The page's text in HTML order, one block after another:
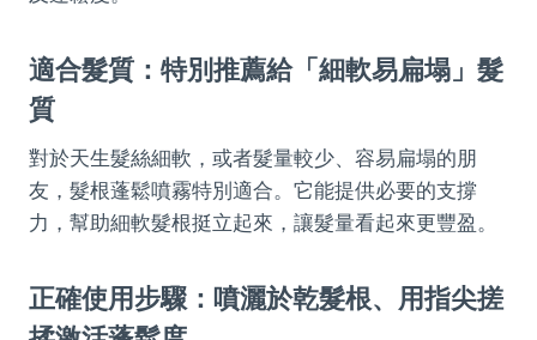
適合髮質：特別推薦給「細軟易扁塌」髮
質
對於天生髮絲細軟，或者髮量較少、容易扁塌的朋
友，髮根蓬鬆噴霧特別適合。它能提供必要的支撐
力，幫助細軟髮根挺立起來，讓髮量看起來更豐盈。
正確使用步驟：噴灑於乾髮根、用指尖搓